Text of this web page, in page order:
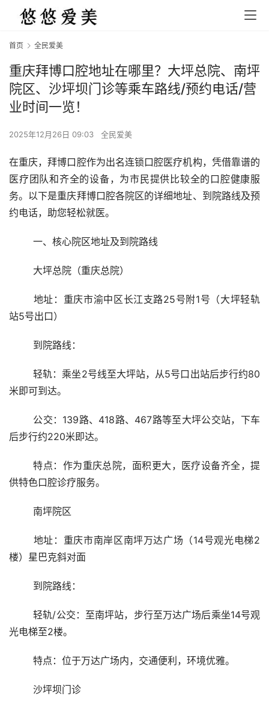
首页 全民爱美
重庆拜博口腔地址在哪里？大坪总院、南坪
院区、沙坪坝门诊等乘车路线/预约电话/营
业时间一览！
2025年12月26日 09:03 全民爱美
在重庆，拜博口腔作为出名连锁口腔医疗机构，凭借靠谱的
医疗团队和齐全的设备，为市民提供比较全的口腔健康服
务。以下是重庆拜博口腔各院区的详细地址、到院路线及预
约电话，助您轻松就医。
	一、核心院区地址及到院路线
	大坪总院（重庆总院）
站5号出口）
	到院路线：
	轻轨：乘坐2号线至大坪站，从5号口出站后步行约80
米即可到达。
后步行约220米即达。
	特点：作为重庆总院，面积更大，医疗设备齐全，提
供特色口腔诊疗服务。
	南坪院区
楼）星巴克斜对面
	到院路线：
	轻轨/公交：至南坪站，步行至万达广场后乘坐14号观
光电梯至2楼。
	特点：位于万达广场内，交通便利，环境优雅。
	沙坪坝门诊